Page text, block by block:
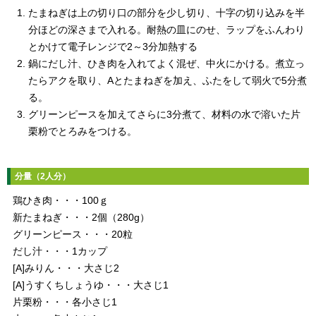
たまねぎは上の切り口の部分を少し切り、十字の切り込みを半
分ほどの深さまで入れる。耐熱の皿にのせ、ラップをふんわり
とかけて電子レンジで2～3分加熱する
鍋にだし汁、ひき肉を入れてよく混ぜ、中火にかける。煮立っ
たらアクを取り、Aとたまねぎを加え、ふたをして弱火で5分煮
る。
グリーンピースを加えてさらに3分煮て、材料の水で溶いた片
栗粉でとろみをつける。
分量（2人分）
鶏ひき肉・・・100ｇ
新たまねぎ・・・2個（280g）
グリーンピース・・・20粒
だし汁・・・1カップ
[A]みりん・・・大さじ2
[A]うすくちしょうゆ・・・大さじ1
片栗粉・・・各小さじ1